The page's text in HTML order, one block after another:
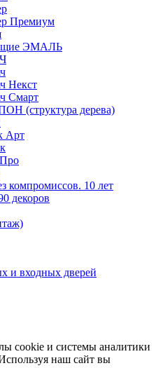
Премиум
ЭМАЛЬ
Некст
Смарт
(структура дерева)
Арт
10 лет
декоров
и входных дверей
cookie и системы аналитики
наш сайт вы